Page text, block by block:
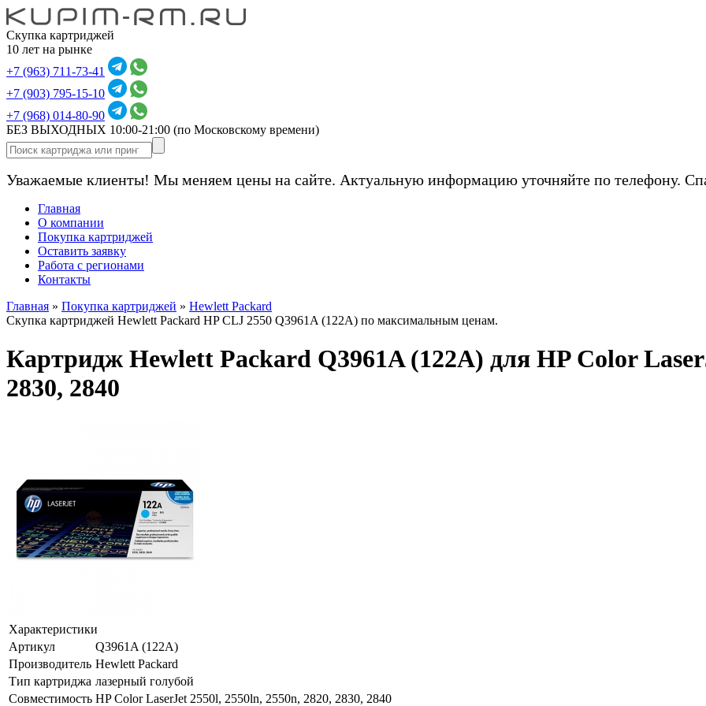
Скупка картриджей
10 лет на рынке
+7 (963) 711-73-41
+7 (903) 795-15-10
+7 (968) 014-80-90
БЕЗ ВЫХОДНЫХ 10:00-21:00 (по Московскому времени)
Уважаемые клиенты! Мы меняем цены на сайте. Актуальную информацию уточняйте по телефону.
Главная
О компании
Покупка картриджей
Оставить заявку
Работа с регионами
Контакты
Главная » Покупка картриджей » Hewlett Packard
Скупка картриджей Hewlett Packard HP CLJ 2550 Q3961A (122A) по максимальным ценам.
Картридж Hewlett Packard Q3961A (122A) для HP Color
2830, 2840
Характеристики
Артикул
Q3961A (122A)
Производитель Hewlett Packard
Тип картриджа лазерный голубой
Совместимость HP Color LaserJet 2550l, 2550ln, 2550n, 2820, 2830, 2840